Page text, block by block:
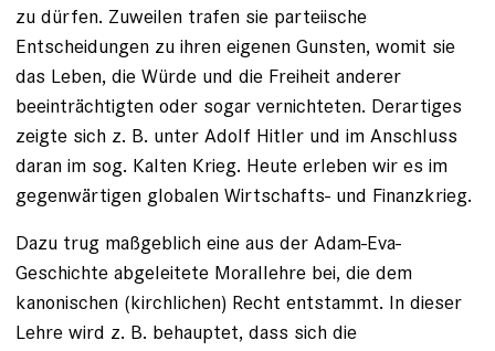
zu dürfen. Zuweilen trafen sie parteiische
Entscheidungen zu ihren eigenen Gunsten, womit sie
das Leben, die Würde und die Freiheit anderer
beeinträchtigten oder sogar vernichteten. Derartiges
zeigte sich z. B. unter Adolf Hitler und im Anschluss
daran im sog. Kalten Krieg. Heute erleben wir es im
gegenwärtigen globalen Wirtschafts- und Finanzkrieg.
Dazu trug maßgeblich eine aus der Adam-Eva-
Geschichte abgeleitete Morallehre bei, die dem
kanonischen (kirchlichen) Recht entstammt. In dieser
Lehre wird z. B. behauptet, dass sich die